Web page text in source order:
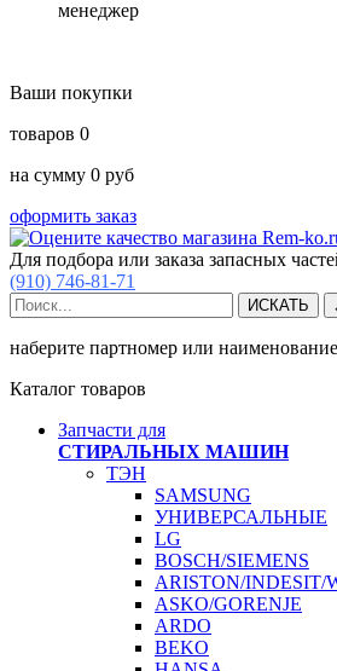
менеджер
Ваши покупки
товаров 0
на сумму 0 руб
оформить заказ
Для подбора или заказа запасных
(910) 746-81-71
наберите партномер или
Каталог товаров
Запчасти для
СТИРАЛЬНЫХ МАШИН
ТЭН
SAMSUNG
УНИВЕРСАЛЬНЫЕ
LG
BOSCH/SIEMENS
ARISTON/INDESIT/
ASKO/GORENJE
ARDO
BEKO